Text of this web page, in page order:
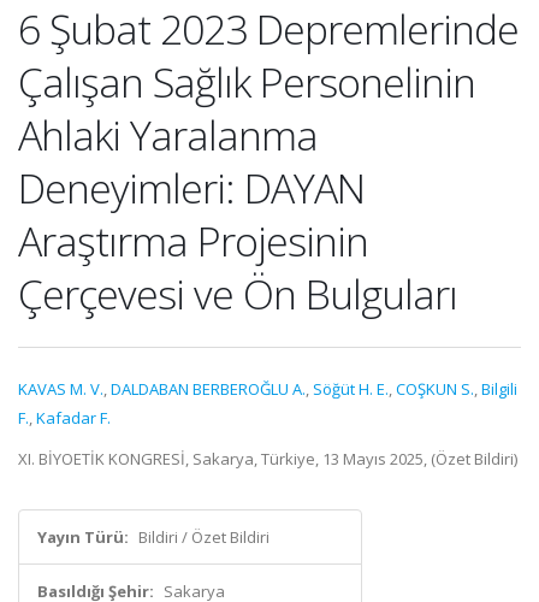
6 Şubat 2023 Depremlerinde
Çalışan Sağlık Personelinin
Ahlaki Yaralanma
Deneyimleri: DAYAN
Araştırma Projesinin
Çerçevesi ve Ön Bulguları
KAVAS M. V.,DALDABAN BERBEROĞLU A., Söğüt H. E.,COŞKUN S.,Bilgili
F.,Kafadar F.
XI. BİYOETİK KONGRESİ, Sakarya, Türkiye, 13 Mayıs 2025, (Özet Bildiri)
Yayın Türü: Bildiri / Özet Bildiri
Basıldığı Şehir: Sakarya